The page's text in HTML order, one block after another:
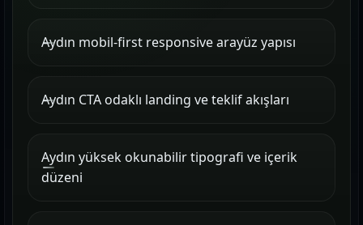
Aydın mobil-first responsive arayüz yapısı
Aydın CTA odaklı landing ve teklif akışları
Aydın yüksek okunabilir tipografi ve içerik
düzeni